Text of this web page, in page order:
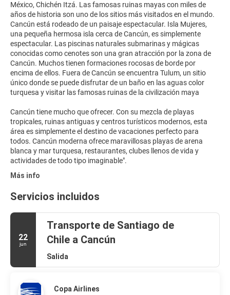
México, Chichén Itzá. Las famosas ruinas mayas con miles de
años de historia son uno de los sitios más visitados en el mundo.
Cancún está rodeado de un paisaje espectacular. Isla Mujeres,
una pequeña hermosa isla cerca de Cancún, es simplemente
espectacular. Las piscinas naturales submarinas y mágicas
conocidas como cenotes son una gran atracción por la zona de
Cancún. Muchos tienen formaciones rocosas de borde por
encima de ellos. Fuera de Cancún se encuentra Tulum, un sitio
único donde se puede disfrutar de un baño en las aguas color
turquesa y visitar las famosas ruinas de la civilización maya
Cancún tiene mucho que ofrecer. Con su mezcla de playas
tropicales, ruinas antiguas y centros turísticos modernos, esta
área es simplemente el destino de vacaciones perfecto para
todos. Cancún moderna ofrece maravillosas playas de arena
blanca y mar turquesa, restaurantes, clubes llenos de vida y
Más info
Servicios incluidos
22
jun
Transporte de Santiago de
Chile a Cancún
Salida
Copa Airlines